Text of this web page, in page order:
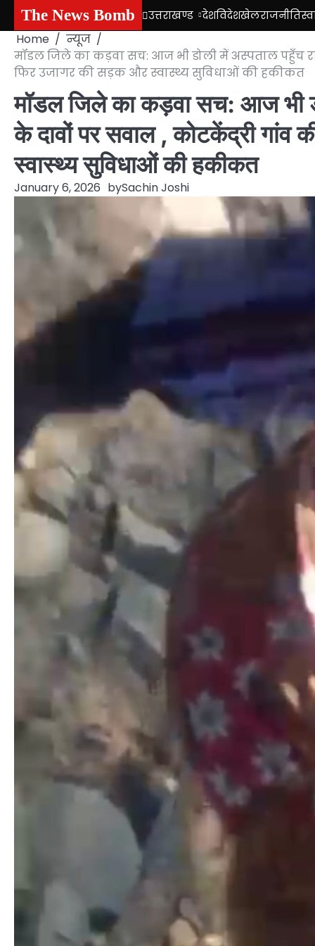
Skip
content
The News Bomb उत्तराखण्ड देशविदेशखेलराजनीति
Home
न्यूज
मॉडल जिले का कड़वा सच: आज भी डोली में अस्पताल पहुँच
फिर उजागर की सड़क और स्वास्थ्य सुविधाओं की हकीकत
मॉडल जिले का कड़वा सच: आज भी
के दावों पर सवाल , कोटकेंद्री
स्वास्थ्य सुविधाओं की हकीकत
January 6, 2026 bySachin Joshi